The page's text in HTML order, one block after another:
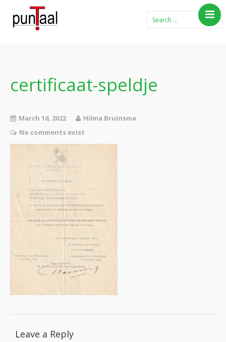
Boeken
Gedichten
Contact
certificaat-speldje
March 16, 2022
Hilma Bruinsma
No comments exist
Leave a Reply